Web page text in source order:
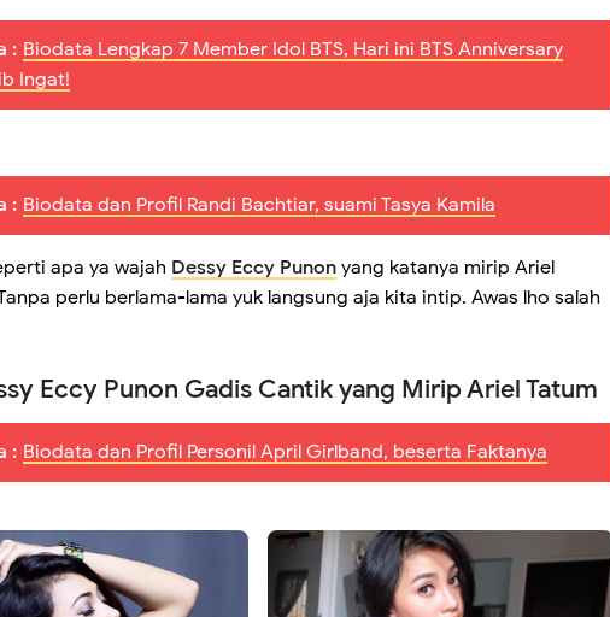
: Biodata Lengkap 7 Member Idol BTS, Hari ini BTS Anniversary
Ingat!
: Biodata dan Profil Randi Bachtiar, suami Tasya Kamila
apa ya wajah Dessy Eccy Punon yang katanya mirip Ariel
perlu berlama-lama yuk langsung aja kita intip. Awas lho salah
Eccy Punon Gadis Cantik yang Mirip Ariel Tatum
: Biodata dan Profil Personil April Girlband, beserta Faktanya